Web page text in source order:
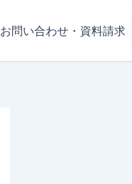
お問い合わせ・資料請求